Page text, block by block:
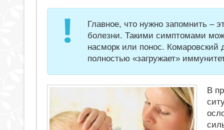
Главное, что нужно запомнить –
болезни. Такими симптомами
насморк или понос. Комаровский
полностью «загружает»
В